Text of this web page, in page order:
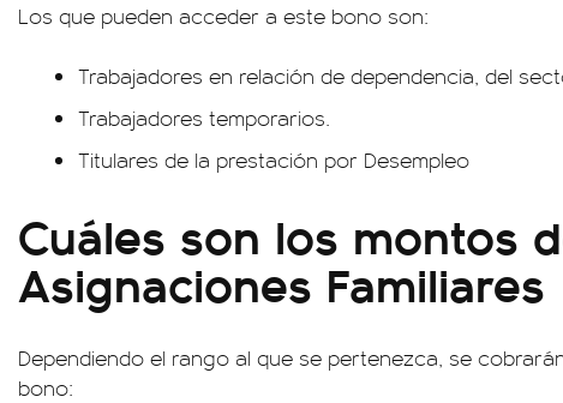
Los que pueden acceder a este bono son:
Trabajadores en relación de dependencia, del
Trabajadores temporarios.
Titulares de la prestación por Desempleo
Cuáles son los montos
Asignaciones Familiares
Dependiendo el rango al que se pertenezca, se
bono: